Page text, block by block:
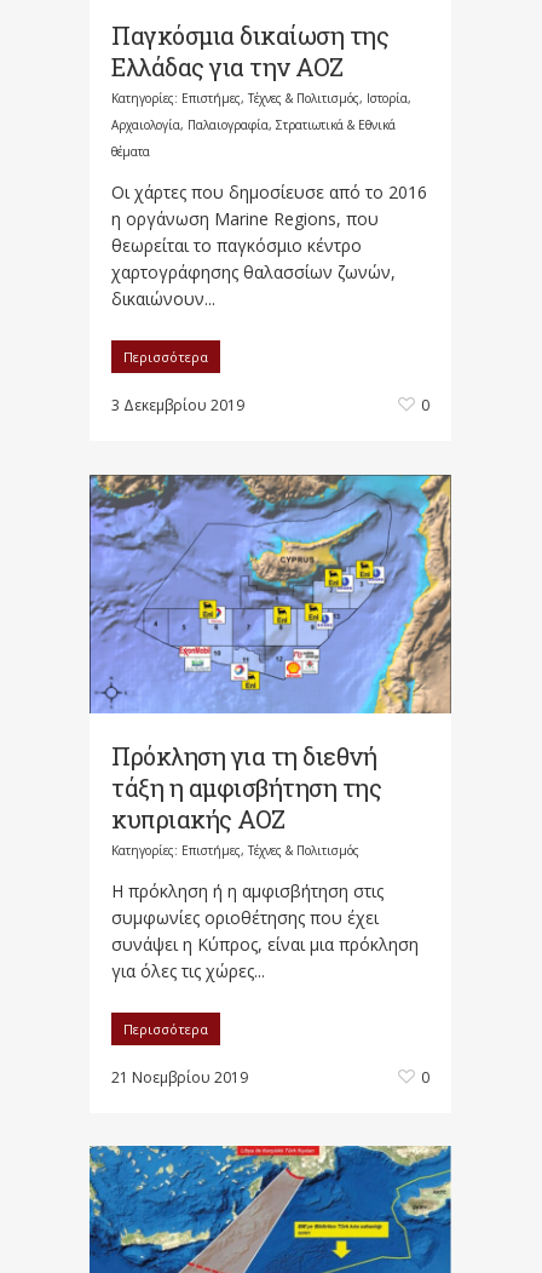
Παγκόσμια δικαίωση της
Ελλάδας για την ΑΟΖ
Κατηγορίες: Επιστήμες, Τέχνες & Πολιτισμός, Ιστορία,
Αρχαιολογία, Παλαιογραφία, Στρατιωτικά & Εθνικά
θέματα
Οι χάρτες που δημοσίευσε από το 2016
η οργάνωση Marine Regions, που
θεωρείται το παγκόσμιο κέντρο
χαρτογράφησης θαλασσίων ζωνών,
δικαιώνουν...
Περισσότερα
3 Δεκεμβρίου 2019 0
Πρόκληση για τη διεθνή
τάξη η αμφισβήτηση της
κυπριακής ΑΟΖ
Κατηγορίες: Επιστήμες, Τέχνες & Πολιτισμός
Η πρόκληση ή η αμφισβήτηση στις
συμφωνίες οριοθέτησης που έχει
συνάψει η Κύπρος, είναι μια πρόκληση
για όλες τις χώρες...
Περισσότερα
21 Νοεμβρίου 2019 0